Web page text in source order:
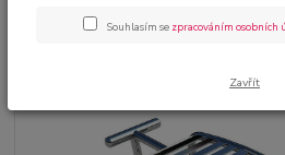
Souhlasím se zpracováním osobních
Zavřít